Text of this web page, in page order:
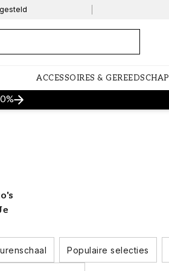
ACCESSOIRES & GEREEDSCHAP
Populaire selecties